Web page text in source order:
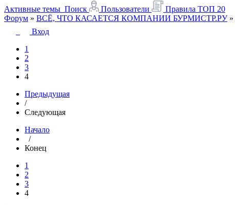
Активные темы Поиск Пользователи Правила ТОП 20
Форум » ВСЁ, ЧТО КАСАЕТСЯ КОМПАНИИ БУРМИСТР.РУ »
Вход
1
2
3
4
Предыдущая
/
Следующая
Начало
/
Конец
1
2
3
4